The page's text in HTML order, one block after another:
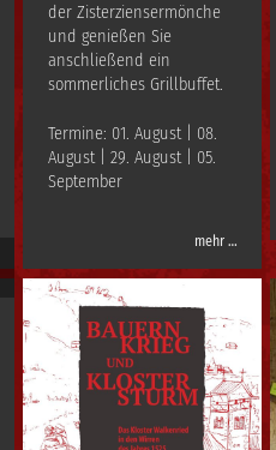
der Zisterziensermönche
und genießen Sie
anschließend ein
sommerliches Grillbuffet.
Termine: 01. August | 08.
August | 29. August | 05.
September
mehr …